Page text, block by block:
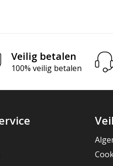
Veilig betalen
100% veilig betalen